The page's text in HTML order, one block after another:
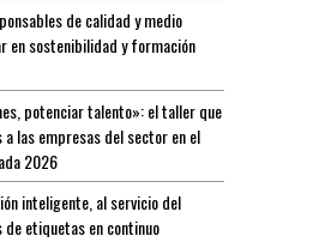
de calidad y medio
en sostenibilidad y formación
potenciar talento»: el taller que
las empresas del sector en el
2026
inteligente, al servicio del
etiquetas en continuo